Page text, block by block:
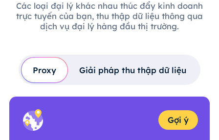
Các loại đại lý khác nhau thúc đẩy kinh doanh
trực tuyến của bạn, thu thập dữ liệu thông qua
dịch vụ đại lý hàng đầu thị trường.
Proxy Giải pháp thu thập dữ liệu
Gợi ý